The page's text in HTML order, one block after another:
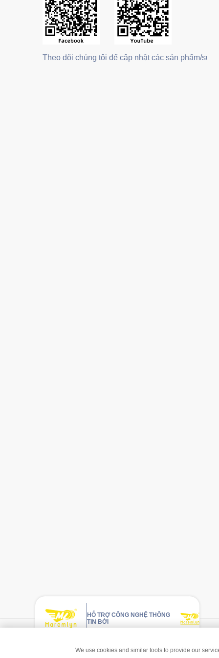
Theo dõi chúng tôi để cập nhật các sản phẩm/sự
HỖ TRỢ CÔNG NGHỆ THÔNG
TIN BỞI
Bản
We use cookies and similar tools to provide our